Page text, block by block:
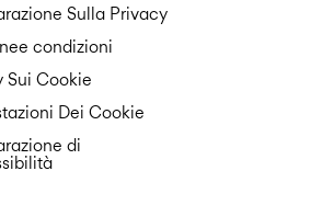
Sulla Privacy
condizioni
Sui Cookie
Dei Cookie
di